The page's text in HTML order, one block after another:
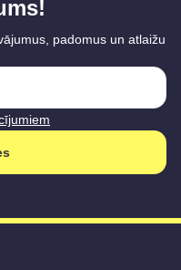
padomus un atlaižu